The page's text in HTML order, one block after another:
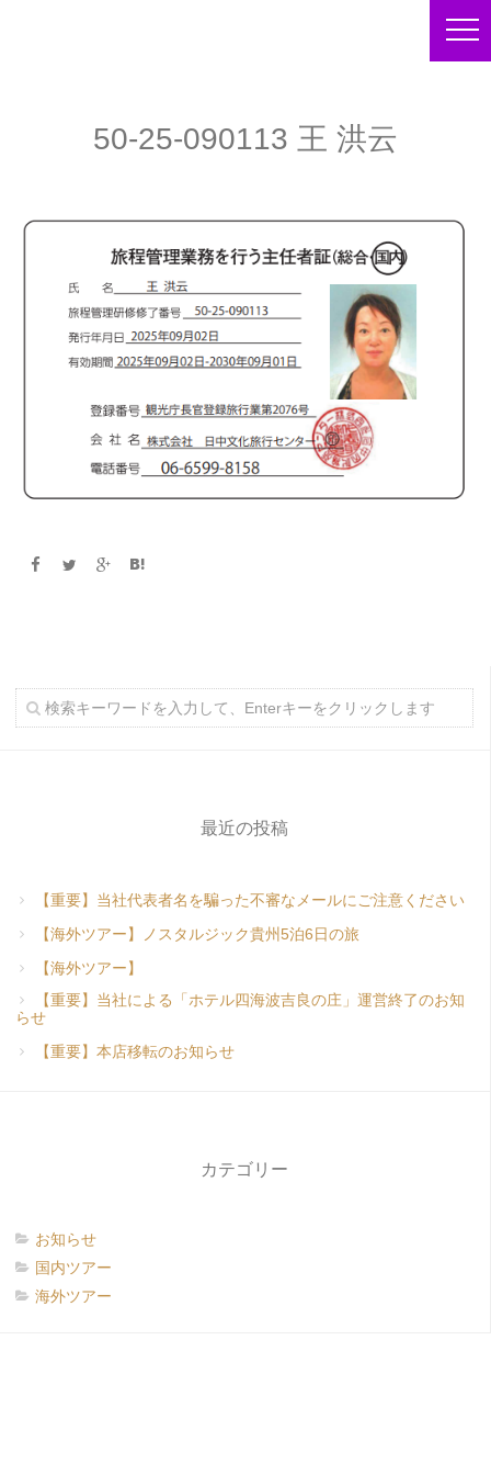
50-25-090113 王 洪云
最近の投稿
【重要】当社代表者名を騙った不審なメールにご注意ください
【海外ツアー】ノスタルジック貴州5泊6日の旅
【海外ツアー】
【重要】当社による「ホテル四海波吉良の庄」運営終了のお知
らせ
【重要】本店移転のお知らせ
カテゴリー
お知らせ
国内ツアー
海外ツアー